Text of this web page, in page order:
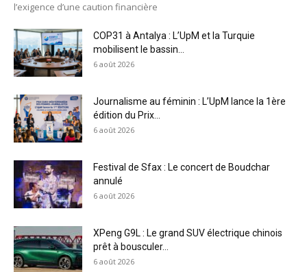
l’exigence d’une caution financière
COP31 à Antalya : L’UpM et la Turquie
mobilisent le bassin...
6 août 2026
Journalisme au féminin : L’UpM lance la 1ère
édition du Prix...
6 août 2026
Festival de Sfax : Le concert de Boudchar
annulé
6 août 2026
XPeng G9L : Le grand SUV électrique chinois
prêt à bousculer...
6 août 2026